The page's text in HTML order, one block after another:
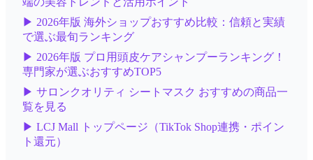
▶ 2026年版 海外ショップおすすめ比較：信頼と実績
で選ぶ最旬ランキング
▶ 2026年版 プロ用頭皮ケアシャンプーランキング！
専門家が選ぶおすすめTOP5
▶ サロンクオリティ シートマスク おすすめの商品一
覧を見る
▶ LCJ Mall トップページ（TikTok Shop連携・ポイン
ト還元）